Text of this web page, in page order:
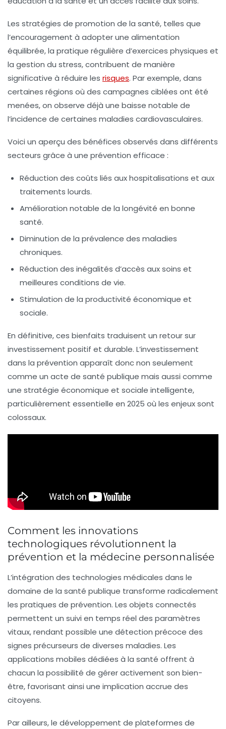
Les stratégies de promotion de la santé, telles que
l’encouragement à adopter une alimentation
équilibrée, la pratique régulière d’exercices physiques et
la gestion du stress, contribuent de manière
significative à réduire les risques. Par exemple, dans
certaines régions où des campagnes ciblées ont été
menées, on observe déjà une baisse notable de
l’incidence de certaines maladies cardiovasculaires.
Voici un aperçu des bénéfices observés dans différents
secteurs grâce à une prévention efficace :
Réduction des coûts liés aux hospitalisations et aux
traitements lourds.
Amélioration notable de la longévité en bonne
santé.
Diminution de la prévalence des maladies
chroniques.
Réduction des inégalités d’accès aux soins et
meilleures conditions de vie.
Stimulation de la productivité économique et
sociale.
En définitive, ces bienfaits traduisent un retour sur
investissement positif et durable. L’investissement
dans la prévention apparaît donc non seulement
comme un acte de santé publique mais aussi comme
une stratégie économique et sociale intelligente,
particulièrement essentielle en 2025 où les enjeux sont
colossaux.
Comment les innovations
technologiques révolutionnent la
prévention et la médecine personnalisée
L’intégration des technologies médicales dans le
domaine de la santé publique transforme radicalement
les pratiques de prévention. Les objets connectés
permettent un suivi en temps réel des paramètres
vitaux, rendant possible une détection précoce des
signes précurseurs de diverses maladies. Les
applications mobiles dédiées à la santé offrent à
chacun la possibilité de gérer activement son bien-
être, favorisant ainsi une implication accrue des
citoyens.
Par ailleurs, le développement de plateformes de